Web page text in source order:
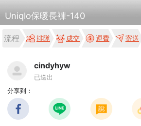
Uniqlo保暖長褲-140
流程 排隊 成交 運費 寄送
cindyhyw
已送出
分享到：